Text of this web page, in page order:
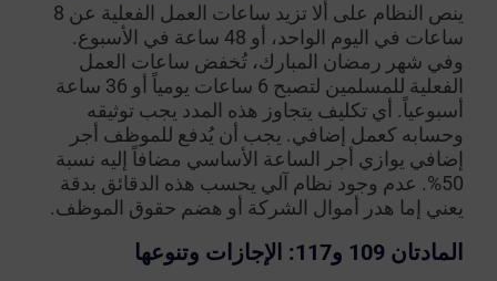
ينص النظام على ألا تزيد ساعات العمل الفعلية عن 8
ساعات في اليوم الواحد، أو 48 ساعة في الأسبوع.
وفي شهر رمضان المبارك، تُخفض ساعات العمل
الفعلية للمسلمين لتصبح 6 ساعات يومياً أو 36 ساعة
أسبوعياً. أي تكليف يتجاوز هذه المدد يجب توثيقه
وحسابه كعمل إضافي. يجب أن يُدفع للموظف أجر
إضافي يوازي أجر الساعة الأساسي مضافاً إليه نسبة
50%. عدم وجود نظام آلي يحسب هذه الدقائق بدقة
يعني إما هدر أموال الشركة أو هضم حقوق الموظف.
المادتان 109 و117: الإجازات وتنوعها